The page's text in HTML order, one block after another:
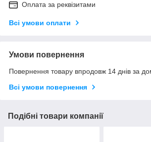
Оплата за реквізитами
Всі умови оплати
Умови повернення
Повернення товару впродовж 14 днів за
Всі умови повернення
Подібні товари компанії